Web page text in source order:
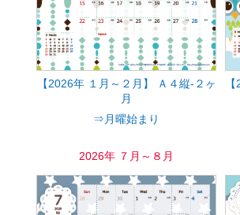
【2026年 １月～２月】 Ａ４縦-２ヶ
月
⇒月曜始まり
2026年 ７月～８月